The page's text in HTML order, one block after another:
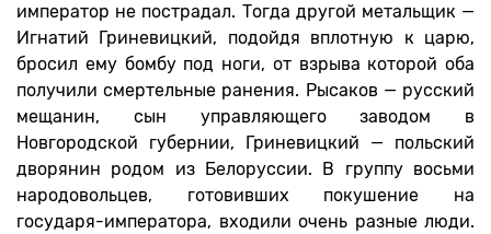
император не пострадал. Тогда другой метальщик —
Игнатий Гриневицкий, подойдя вплотную к царю,
бросил ему бомбу под ноги, от взрыва которой оба
получили смертельные ранения. Рысаков — русский
мещанин, сын управляющего заводом в
Новгородской губернии, Гриневицкий — польский
дворянин родом из Белоруссии. В группу восьми
народовольцев, готовивших покушение на
государя-императора, входили очень разные люди.